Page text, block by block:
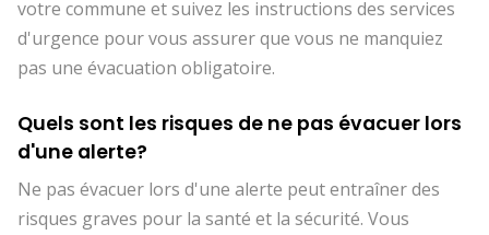
votre commune et suivez les instructions des services
d'urgence pour vous assurer que vous ne manquiez
pas une évacuation obligatoire.
Quels sont les risques de ne pas évacuer lors
d'une alerte?
Ne pas évacuer lors d'une alerte peut entraîner des
risques graves pour la santé et la sécurité. Vous